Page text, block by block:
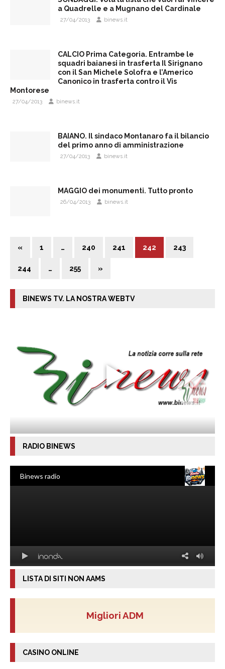
a Quadrelle e a Mugnano del Cardinale
27/04/2013 binews.it
CALCIO Prima Categoria. Entrambe le
squadri baianesi in trasferta Il Sirignano
con il San Michele Solofra e l’Americo
Canonico in trasferta contro il Vis
Montorese
27/04/2013 binews.it
BAIANO. Il sindaco Montanaro fa il bilancio
del primo anno di amministrazione
27/04/2013 binews.it
MAGGIO dei monumenti. Tutto pronto
26/04/2013 binews.it
« 1 … 240 241 242 243
244 … 255 »
BINEWS TV. LA NOSTRA WEBTV
RADIO BINEWS
LISTA DI SITI NON AAMS
Migliori ADM
CASINO ONLINE